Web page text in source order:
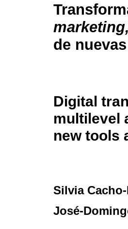
marketing,
de
Digital
multilevel
new tools
Silvia
José-